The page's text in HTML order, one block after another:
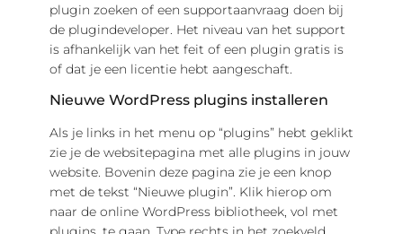
plugin zoeken of een supportaanvraag doen bij
de plugindeveloper. Het niveau van het support
is afhankelijk van het feit of een plugin gratis is
of dat je een licentie hebt aangeschaft.
Nieuwe WordPress plugins installeren
Als je links in het menu op “plugins” hebt geklikt
zie je de websitepagina met alle plugins in jouw
website. Bovenin deze pagina zie je een knop
met de tekst “Nieuwe plugin”. Klik hierop om
naar de online WordPress bibliotheek, vol met